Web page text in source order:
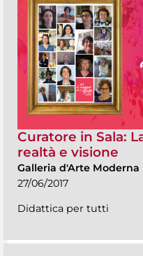
Curatore in Sala:
realtà e visione
Galleria d'Arte Moderna
27/06/2017
Didattica per tutti